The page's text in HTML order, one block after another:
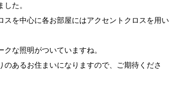
た。
スを中心に各お部屋にはアクセントクロスを用い
な照明がついていますね。
のあるお住まいになりますので、ご期待くださ